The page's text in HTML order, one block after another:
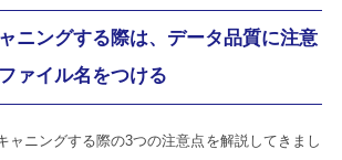
ニングする際は、データ品質に注意
ァイル名をつける
ャニングする際の3つの注意点を解説してきまし